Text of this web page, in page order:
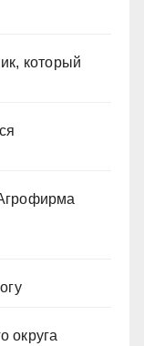
который
округа